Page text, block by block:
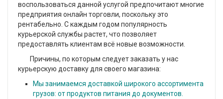
воспользоваться данной услугой предпочитают многие
предприятия онлайн торговли, поскольку это
рентабельно. С каждым годом популярность
курьерской службы растет, что позволяет
предоставлять клиентам всё новые возможности.
Причины, по которым следует заказать у нас
курьерскую доставку для своего магазина:
Мы занимаемся доставкой широкого ассортимента
грузов: от продуктов питания до документов.